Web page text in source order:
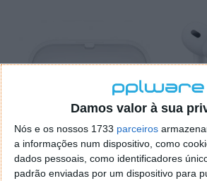
Damos valor à sua
Nós e os nossos 1733 parceiros
a informações num dispositivo, como
dados pessoais, como identificadores
padrão enviadas por um dispositivo para